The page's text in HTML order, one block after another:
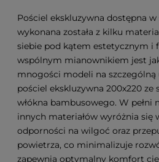
Pościel ekskluzywna dostępna
wykonana została z kilku
siebie pod kątem estetycznym i
wspólnym mianownikiem jest
mnogości modeli na szczególną
pościel ekskluzywna 200x220
włókna bambusowego. W pełni
innych materiałów wyróżnia się
odporności na wilgoć oraz
powietrza, co minimalizuje
zapewnia optymalny komfort